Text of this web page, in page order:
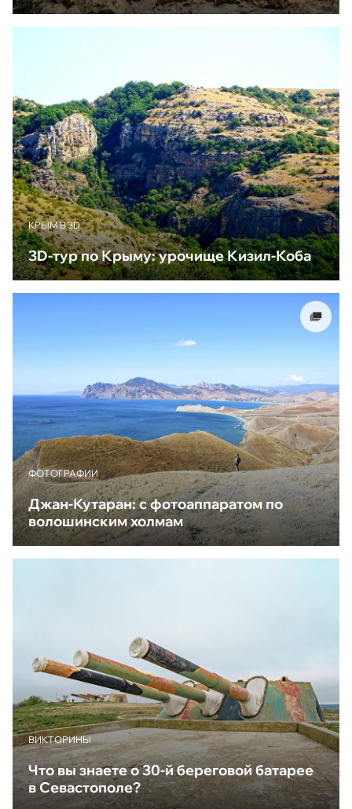
КРЫМ В 3D
3D-тур по Крыму: урочище Кизил-Коба
ФОТОГРАФИИ
Джан-Кутаран: с фотоаппаратом по
волошинским холмам
ВИКТОРИНЫ
Что вы знаете о 30-й береговой батарее
в Севастополе?